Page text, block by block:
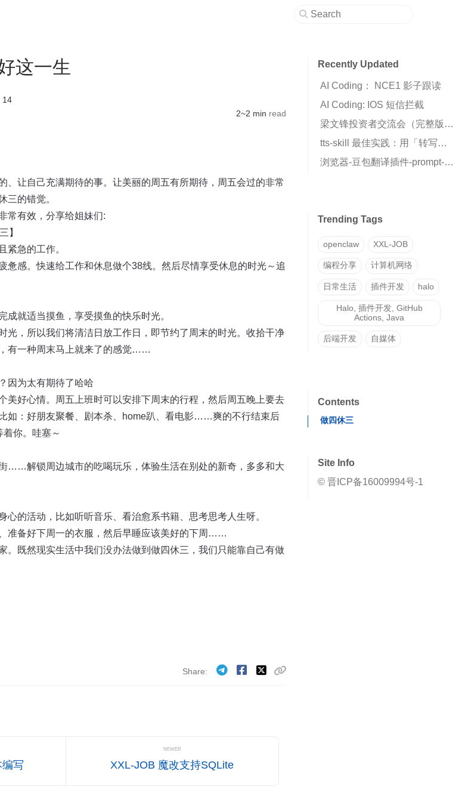
这一生
14
2~2 min read
、让自己充满期待的事。让美丽的周五有所期待，周五会过的非常
三的错觉。
常有效，分享给姐妹们:
】
紧急的工作。
惫感。快速给工作和休息做个38线。然后尽情享受休息的时光～追
成就适当摸鱼，享受摸鱼的快乐时光。
光，所以我们将清洁日放工作日，即节约了周末的时光。收拾干净
有一种周末马上就来了的感觉……
因为太有期待了哈哈
美好心情。周五上班时可以安排下周末的行程，然后周五晚上要去
如：好朋友聚餐、剧本杀、home趴、看电影……爽的不行结束后
你。哇塞～
……解锁周边城市的吃喝玩乐，体验生活在别处的新奇，多多和大
心的活动，比如听听音乐、看治愈系书籍、思考思考人生呀。
准备好下周一的衣服，然后早睡应该美好的下周……
。既然现实生活中我们没办法做到做四休三，我们只能靠自己有做
Share
写
NEWER
XXL-JOB 魔改支持SQLite
Recently Updated
AI Coding： NCE1 影子跟读
AI Coding: IOS 短信拦截
梁文锋投资者交流会（完整版全文）
tts-skill 最佳实践：用「转写→克隆」两步法获得高质量声音克隆
浏览器-豆包翻译插件-prompt-insert
Trending Tags
openclaw XXL-JOB
编程分享 计算机网络
日常生活 插件开发 halo
Halo, 插件开发, GitHub
Actions, Java
后端开发 自媒体
Contents
做四休三
Site Info
© 晋ICP备16009994号-1